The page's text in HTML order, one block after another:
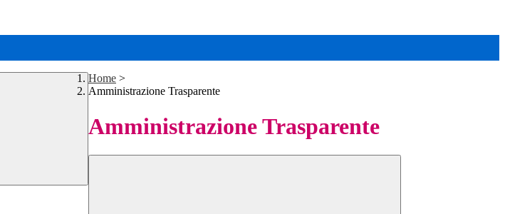
Home >
Amministrazione Trasparente
Amministrazione Trasparente